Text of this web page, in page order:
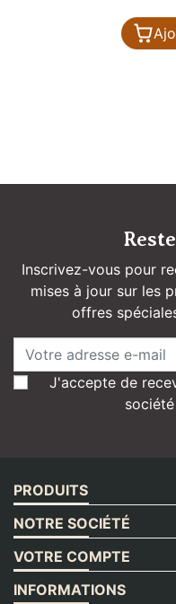
Inscrivez-vous pour
mises à jour sur les
offres
J'accepte de
PRODUITS
NOTRE SOCIÉTÉ
VOTRE COMPTE
INFORMATIONS